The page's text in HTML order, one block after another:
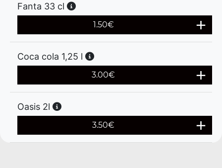
Fanta 33 cl
1.50€
Coca cola 1,25 l
3.00€
Oasis 2l
3.50€